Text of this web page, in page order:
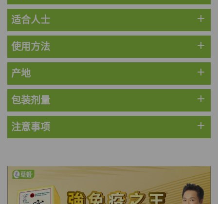
适合人士 add
使用方法 add
产地 add
包装剂量 add
注意事项 add